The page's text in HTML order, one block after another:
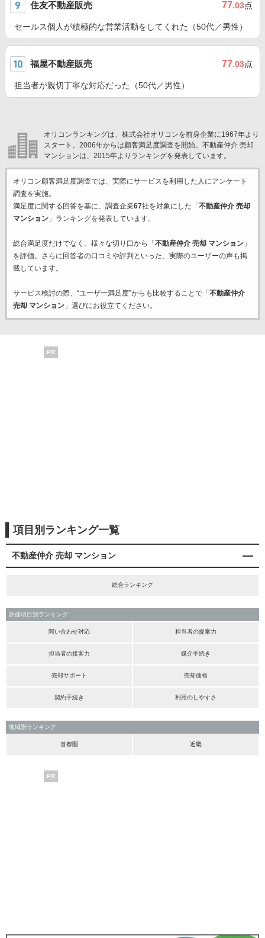
住友不動産販売 77.03点
セールス個人が積極的な営業活動をしてくれた（50代／男性）
福屋不動産販売 77.03点
担当者が親切丁寧な対応だった（50代／男性）
オリコンランキングは、株式会社オリコンを前身企業に1967年より
スタート。2006年からは顧客満足度調査を開始。不動産仲介 売却
マンションは、2015年よりランキングを発表しています。
オリコン顧客満足度調査では、実際にサービスを利用した 人にアンケート
調査を実施。
満足度に関する回答を基に、調査企業67社を対象にした「 不動産仲介 売却
マンション」ランキングを発表しています。
総合満足度だけでなく、様々な切り口から「 不動産仲介 売却 マンション」
を評価。さらに回答者の口コミや評判といった、実際のユーザーの声も掲
載しています。
サービス検討の際、“ユーザー満足度”からも比較することで「 不動産仲介
売却 マンション」選びにお役立てください。
PR
項目別ランキング一覧
不動産仲介 売却 マンション
総合ランキング
評価項目別ランキング
問い合わせ対応 担当者の提案力
担当者の接客力 媒介手続き
売却サポート 売却価格
契約手続き 利用のしやすさ
地域別ランキング
首都圏 近畿
PR